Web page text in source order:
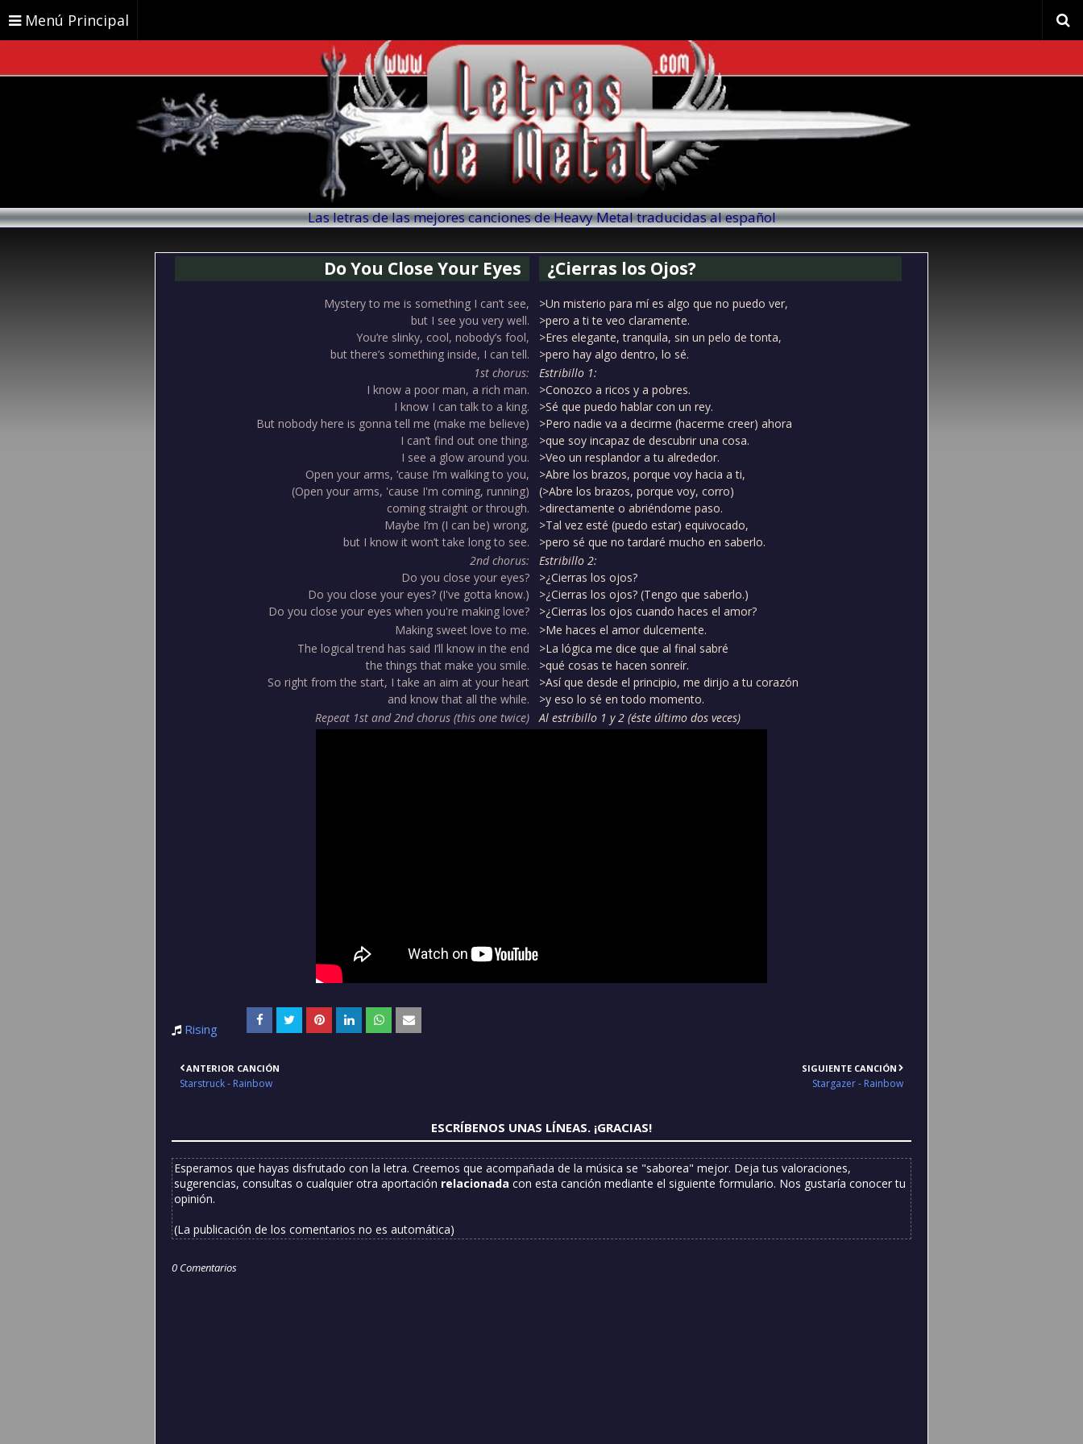
Menú Principal
Las letras de las mejores canciones de Heavy Metal traducidas al español
Do You Close Your Eyes ¿Cierras los Ojos?
Mystery to me is something I can’t see,
but I see you very well.
You’re slinky, cool, nobody’s fool,
but there’s something inside, I can tell.
>Un misterio para mí es algo que no puedo ver,
>pero a ti te veo claramente.
>Eres elegante, tranquila, sin un pelo de tonta,
>pero hay algo dentro, lo sé.
1st chorus:
I know a poor man, a rich man.
I know I can talk to a king.
But nobody here is gonna tell me (make me believe)
I can’t find out one thing.
I see a glow around you.
Open your arms, ‘cause I’m walking to you,
(Open your arms, 'cause I'm coming, running)
coming straight or through.
Maybe I’m (I can be) wrong,
but I know it won’t take long to see.
Estribillo 1:
>Conozco a ricos y a pobres.
>Sé que puedo hablar con un rey.
>Pero nadie va a decirme (hacerme creer) ahora
>que soy incapaz de descubrir una cosa.
>Veo un resplandor a tu alrededor.
>Abre los brazos, porque voy hacia a ti,
(>Abre los brazos, porque voy, corro)
>directamente o abriéndome paso.
>Tal vez esté (puedo estar) equivocado,
>pero sé que no tardaré mucho en saberlo.
2nd chorus:
Do you close your eyes?
Do you close your eyes? (I've gotta know.)
Do you close your eyes when you're making love?
Estribillo 2:
>¿Cierras los ojos?
>¿Cierras los ojos? (Tengo que saberlo.)
>¿Cierras los ojos cuando haces el amor?
Making sweet love to me.
>Me haces el amor dulcemente.
The logical trend has said I’ll know in the end
the things that make you smile.
So right from the start, I take an aim at your heart
and know that all the while.
>La lógica me dice que al final sabré
>qué cosas te hacen sonreír.
>Así que desde el principio, me dirijo a tu corazón
>y eso lo sé en todo momento.
Repeat 1st and 2nd chorus (this one twice)
Al estribillo 1 y 2 (éste último dos veces)
Rising
ANTERIOR CANCIÓN
Starstruck - Rainbow
SIGUIENTE CANCIÓN
Stargazer - Rainbow
ESCRÍBENOS UNAS LÍNEAS. ¡GRACIAS!
Esperamos que hayas disfrutado con la letra. Creemos que acompañada de la música se "saborea" mejor. Deja tus valoraciones,
sugerencias, consultas o cualquier otra aportación relacionada con esta canción mediante el siguiente formulario. Nos gustaría conocer tu
opinión.
(La publicación de los comentarios no es automática)
0 Comentarios